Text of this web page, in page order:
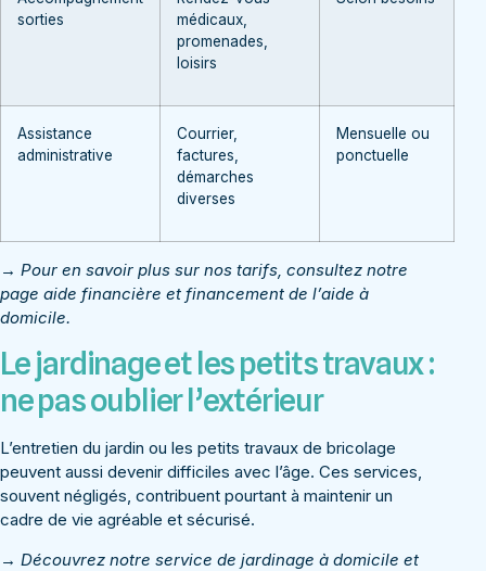
sorties
médicaux,
promenades,
loisirs
Assistance
administrative
Courrier,
factures,
démarches
diverses
Mensuelle ou
ponctuelle
→ Pour en savoir plus sur nos tarifs, consultez notre
page aide financière et financement de l’aide à
domicile.
Le jardinage et les petits travaux :
ne pas oublier l’extérieur
L’entretien du jardin ou les petits travaux de bricolage
peuvent aussi devenir difficiles avec l’âge. Ces services,
souvent négligés, contribuent pourtant à maintenir un
cadre de vie agréable et sécurisé.
→ Découvrez notre service de jardinage à domicile et